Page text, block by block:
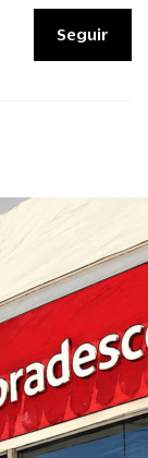
Seguir